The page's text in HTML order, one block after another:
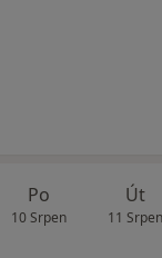
Po
10 Srpen
Út
11 Srpen